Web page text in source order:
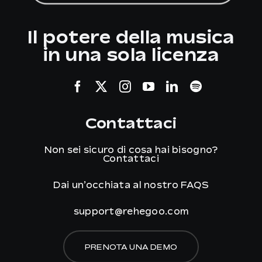
Il potere della musica
in una sola licenza
Contattaci
Non sei sicuro di cosa hai bisogno?
Contattaci
Dai un’occhiata al nostro FAQS
support@rehegoo.com
PRENOTA UNA DEMO